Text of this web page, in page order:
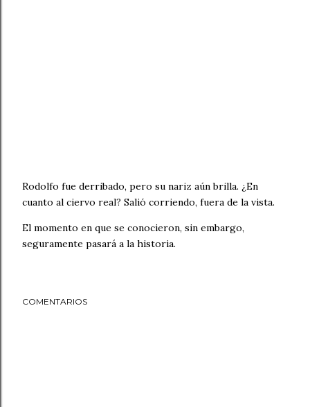
Rodolfo fue derribado, pero su nariz aún brilla. ¿En
cuanto al ciervo real? Salió corriendo, fuera de la vista.
El momento en que se conocieron, sin embargo,
seguramente pasará a la historia.
COMENTARIOS